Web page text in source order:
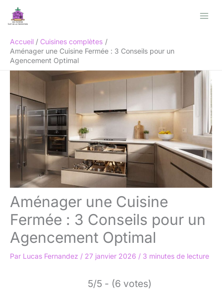
Accueil
Cuisines complètes
Aménager une Cuisine Fermée : 3 Conseils pour un
Agencement Optimal
Aménager une Cuisine
Fermée : 3 Conseils pour un
Agencement Optimal
Par Lucas Fernandez / 27 janvier 2026 / 3 minutes de lecture
5/5 - (6 votes)
Rechercher